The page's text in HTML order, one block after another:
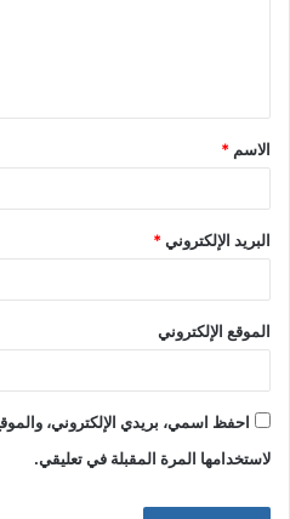
ق
*
الاسم *
البريد الإلكتروني*
الموقع الإلكتروني
احفظ اسمي، بريدي الإلكتروني،
لاستخدامها المرة المقبلة في تعليقي.